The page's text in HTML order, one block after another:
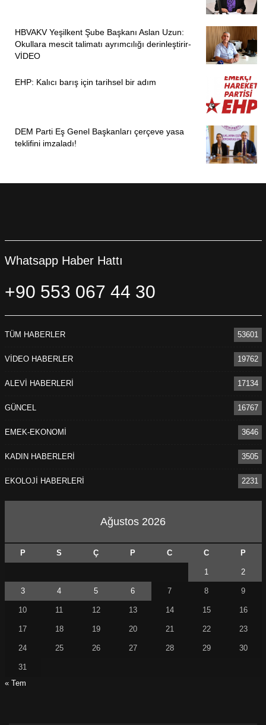
HBVAKV Yeşilkent Şube Başkanı Aslan Uzun:
Okullara mescit talimatı ayrımcılığı derinleştirir-
VİDEO
EHP: Kalıcı barış için tarihsel bir adım
DEM Parti Eş Genel Başkanları çerçeve yasa
teklifini imzaladı!
Whatsapp Haber Hattı
+90 553 067 44 30
TÜM HABERLER 53601
VİDEO HABERLER 19762
ALEVİ HABERLERİ 17134
GÜNCEL 16767
EMEK-EKONOMİ 3646
KADIN HABERLERİ 3505
EKOLOJİ HABERLERİ 2231
Ağustos 2026
P S Ç P C C P
1 2
3 4 5 6 7 8 9
10 11 12 13 14 15 16
17 18 19 20 21 22 23
24 25 26 27 28 29 30
31
« Tem